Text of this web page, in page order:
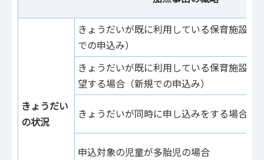
きょうだい
の状況
きょうだいが既に利用している保育施設を
での申込み）
きょうだいが既に利用している保育施設と
望する場合（新規での申込み）
きょうだいが同時に申し込みをする場合
申込対象の児童が多胎児の場合